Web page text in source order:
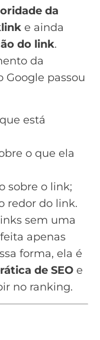
da
e ainda
do link.
da
Google passou
está
o que ela
sobre o link;
redor do link.
sem uma
apenas
forma, ela é
de SEO e
no ranking.